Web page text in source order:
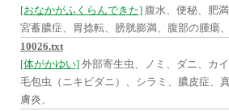
[おなかがふくらんできた] 腹水、便秘、肥
宮蓄膿症、胃捻転、膀胱膨満、腹部の腫瘍、
10026.txt
[体がかゆい] 外部寄生虫、ノミ、ダニ、カ
毛包虫（ニキビダニ）、シラミ、膿皮症、
膚炎、